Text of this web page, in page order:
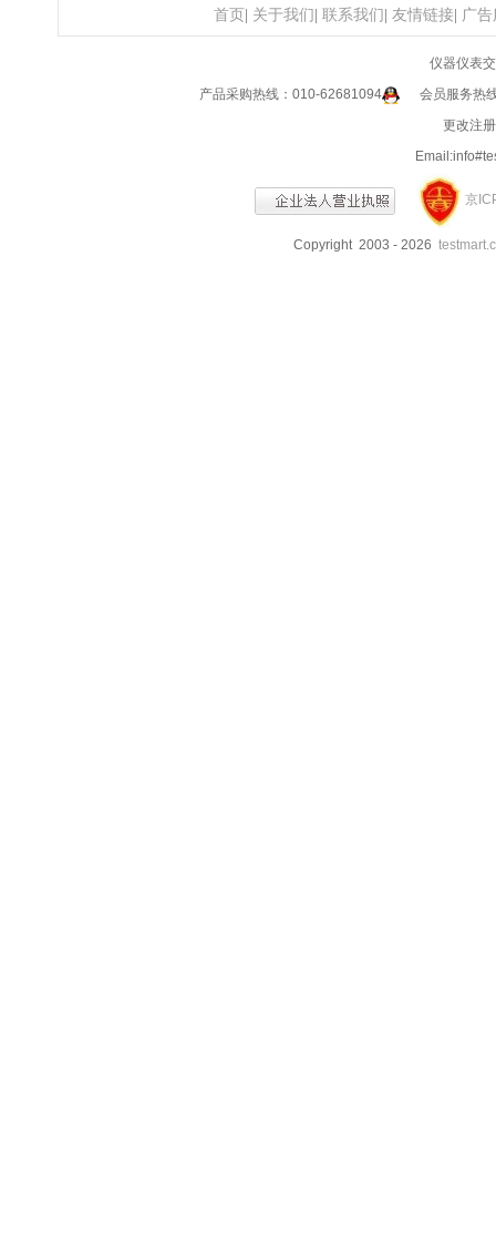
首页 关于我们 联系我们 友情链接| 广告
仪器仪表
产品采购热线：010-62681094
会员服务热
更改注
京
Copyright 2003 - 2026